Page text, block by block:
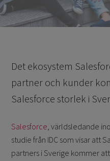
Det ekosystem
partner och kunder
Salesforce storlek i
Salesforce, världsledande
studie från IDC som visar att
partners i Sverige kommer